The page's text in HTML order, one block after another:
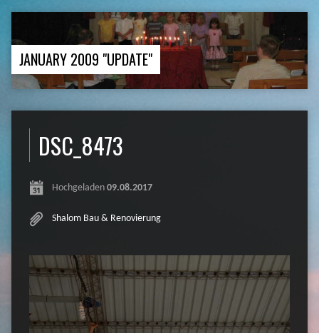
JANUARY 2009 "UPDATE"
DSC_8473
Hochgeladen 09.08.2017
Shalom Bau & Renovierung